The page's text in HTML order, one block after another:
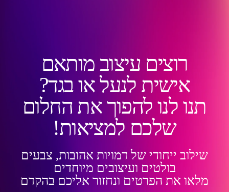
רוצים עיצוב מותאם
אישית לנעל או בגד?
תנו לנו להפוך את החלום
שלכם למציאות!
שילוב ייחודי של דמויות אהובות, צבעים
בולטים ועיצובים מיוחדים
מלאו את הפרטים ונחזור אליכם בהקדם